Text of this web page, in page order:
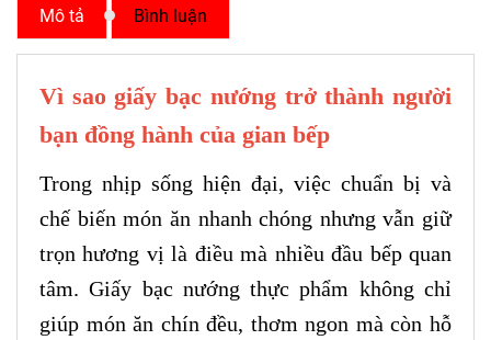
Mô tả Bình luận
Vì sao giấy bạc nướng trở thành người
bạn đồng hành của gian bếp
Trong nhịp sống hiện đại, việc chuẩn bị và
chế biến món ăn nhanh chóng nhưng vẫn giữ
trọn hương vị là điều mà nhiều đầu bếp quan
tâm. Giấy bạc nướng thực phẩm không chỉ
giúp món ăn chín đều, thơm ngon mà còn hỗ